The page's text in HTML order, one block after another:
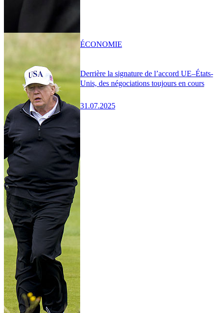
Derrière la signature de l’accord UE–États-
Unis, des négociations toujours en cours
31.07.2025
ÉCONOMIE